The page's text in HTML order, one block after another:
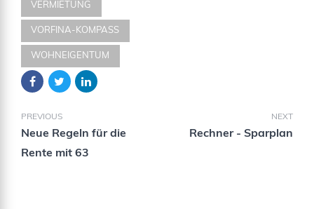
VERMIETUNG
VORFINA-KOMPASS
WOHNEIGENTUM
PREVIOUS
Neue Regeln für die
Rente mit 63
NEXT
Rechner - Sparplan